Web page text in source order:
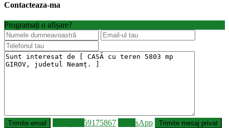
Contacteaza-ma
Programați o afișare?
0759175867
WhatsApp